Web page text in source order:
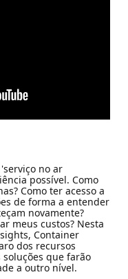
no ar
possível. Como
Como ter acesso a
de forma a entender
novamente?
meus custos? Nesta
Container
dos recursos
que farão
a outro nível.